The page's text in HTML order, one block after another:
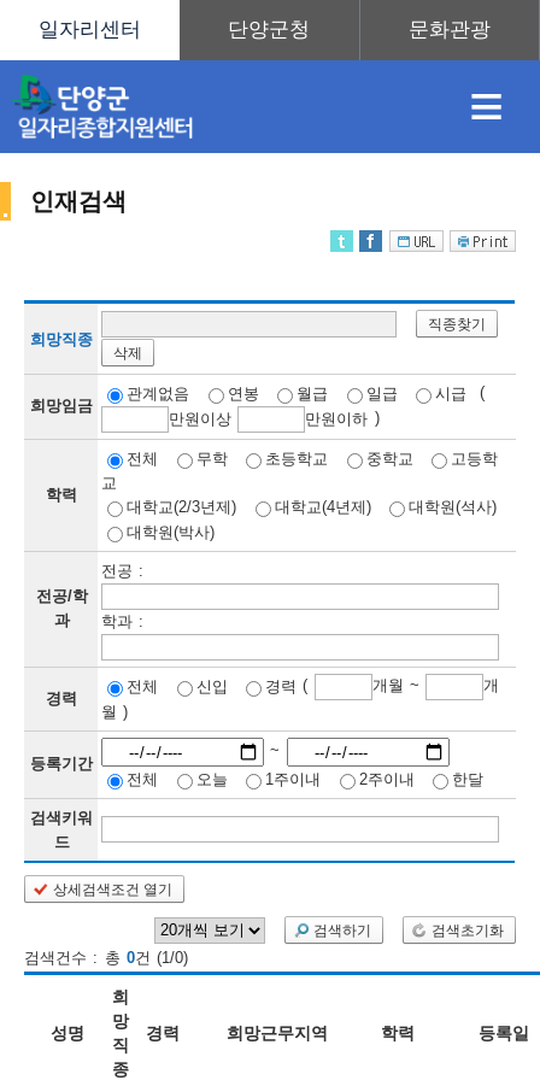
≡
용
정
재
정
업
훈
정
보
업
도
미
터
안
인재검색
희망직종
직종찾기
삭제
희망임금
관계없음 연봉 월급 일급 시급
(
만원이상 만원이하 )
학력
전체 무학 초등학교 중학교
고등학
교
대학교(2/3년제)
대학교(4년제)
대학원(석사)
대학원(박사)
전공/학
과
전공 :
학과 :
경력
전체 신입 경력 ( 개월 ~
개
월 )
등록기간
~
전체
오늘 1주이내 2주이내 한달
검색키워
드
상세검색조건 열기
검색하기 검색초기화
검색건수 : 총 0건 (1/0)
성명
희
망
직
종
경력 희망근무지역 학력 등록일
인
정
보
인
검